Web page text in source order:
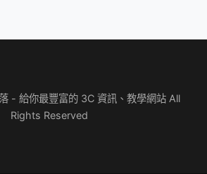
- 給你最豐富的 3C 資訊、教學網站 All
Rights Reserved